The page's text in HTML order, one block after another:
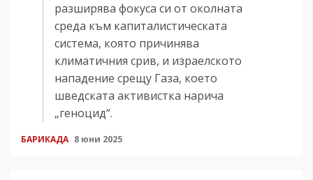
разширява фокуса си от околната
среда към капиталистическата
система, която причинява
климатичния срив, и израелското
нападение срещу Газа, което
шведската активистка нарича
„геноцид“.
БАРИКАДА 8 юни 2025